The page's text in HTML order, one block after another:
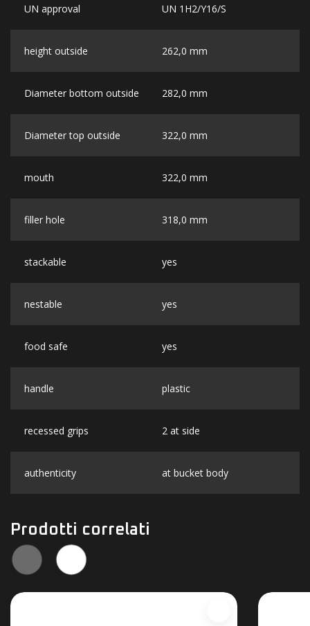
UN approval UN 1H2/Y16/S
height outside 262,0 mm
Diameter bottom outside 282,0 mm
Diameter top outside 322,0 mm
mouth 322,0 mm
filler hole 318,0 mm
stackable yes
nestable yes
food safe yes
handle plastic
recessed grips 2 at side
authenticity at bucket body
Prodotti correlati